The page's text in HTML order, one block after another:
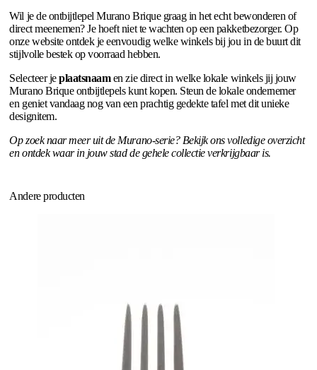
Wil je de ontbijtlepel Murano Brique graag in het echt bewonderen of
direct meenemen? Je hoeft niet te wachten op een pakketbezorger. Op
onze website ontdek je eenvoudig welke winkels bij jou in de buurt dit
stijlvolle bestek op voorraad hebben.
Selecteer jeplaatsnaamen zie direct in welke lokale winkels jij jouw
Murano Brique ontbijtlepels kunt kopen. Steun de lokale ondernemer
en geniet vandaag nog van een prachtig gedekte tafel met dit unieke
designitem.
Op zoek naar meer uit de Murano-serie? Bekijk ons volledige overzicht
en ontdek waar in jouw stad de gehele collectie verkrijgbaar is.
Andere producten